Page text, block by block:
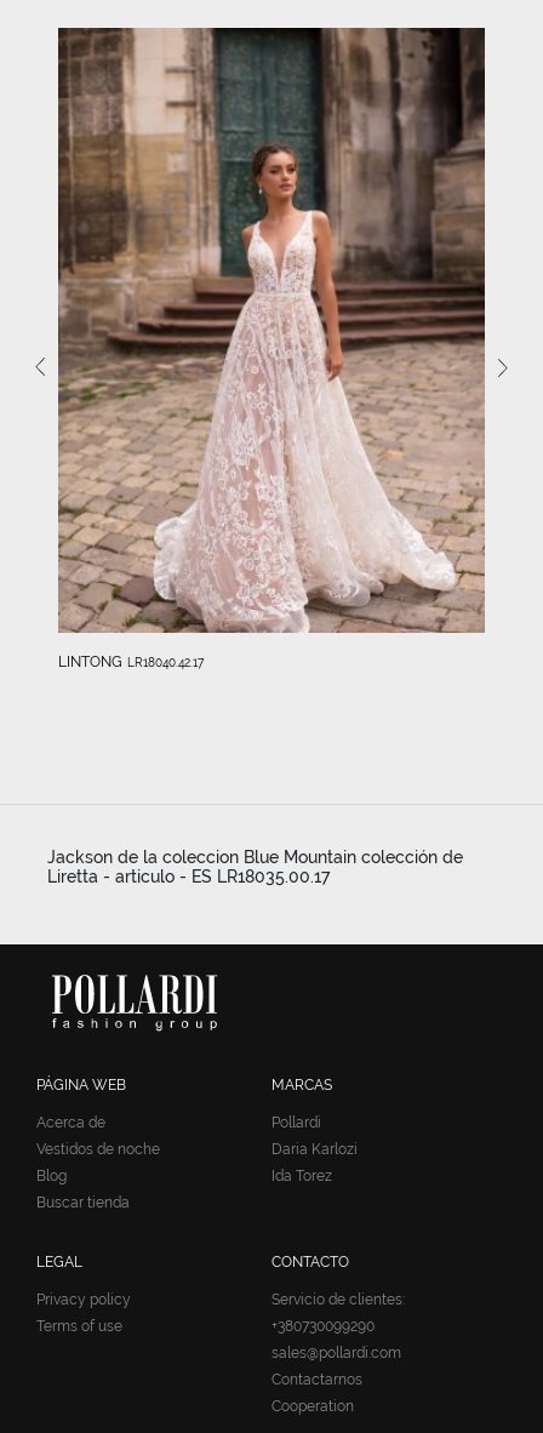
LINTONG LR18040.42.17
Jackson de la coleccion Blue Mountain colección de
Liretta - articulo - ES LR18035.00.17
PÁGINA WEB
Acerca de
Vestidos de noche
Blog
Buscar tienda
MARCAS
Pollardi
Daria Karlozi
Ida Torez
LEGAL
Privacy policy
Terms of use
CONTACTO
Servicio de clientes:
+380730099290
sales@pollardi.com
Contactarnos
Cooperation